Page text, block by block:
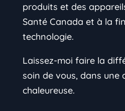
produits et des
Santé Canada et à la
technologie.
Laissez-moi faire la
soin de vous, dans une
chaleureuse.